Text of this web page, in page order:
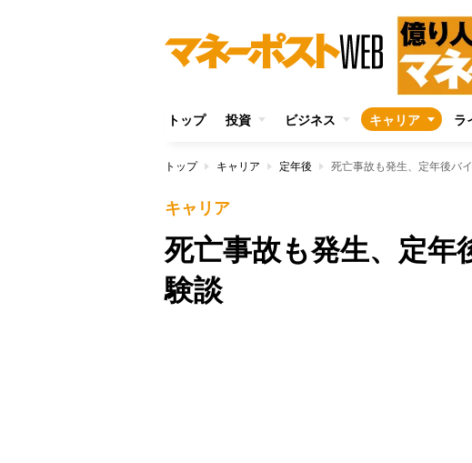
トップ 投資 ビジネス キャリア ラ
トップ キャリア 定年後 死亡事故も発生、定年後バ
キャリア
死亡事故も発生、定
験談